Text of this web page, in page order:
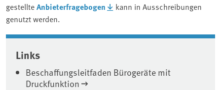
gestellteAnbieterfragebogen
kann in Ausschreibungen
genutzt werden.
Associated content
Links
Beschaffungsleitfaden Bürogeräte mit
Druckfunktion